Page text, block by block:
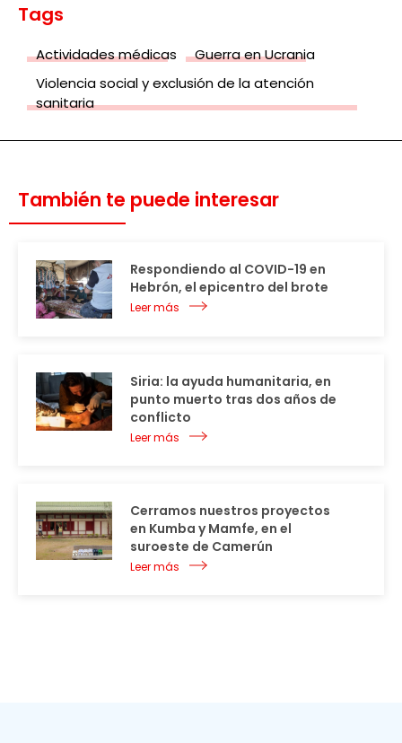
Tags
Actividades médicas
Guerra en Ucrania
Violencia social y exclusión de la atención
sanitaria
También te puede interesar
Respondiendo al COVID-19 en
Hebrón, el epicentro del brote
Leer más
Siria: la ayuda humanitaria, en
punto muerto tras dos años de
conflicto
Leer más
Cerramos nuestros proyectos
en Kumba y Mamfe, en el
suroeste de Camerún
Leer más